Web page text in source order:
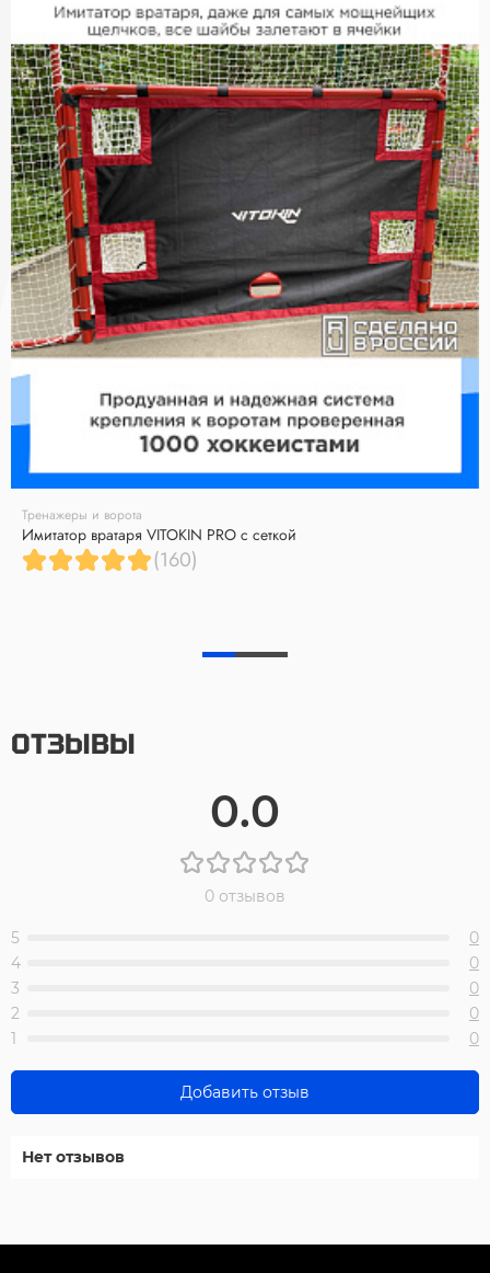
Тренажеры и ворота
Имитатор вратаря VITOKIN PRO с сеткой
(160)
ОТЗЫВЫ
0.0
0 отзывов
5
0
4
0
3
0
2
0
1
0
Добавить отзыв
Нет отзывов